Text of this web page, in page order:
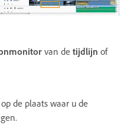
van de tijdlijn of
op de plaats waar u de